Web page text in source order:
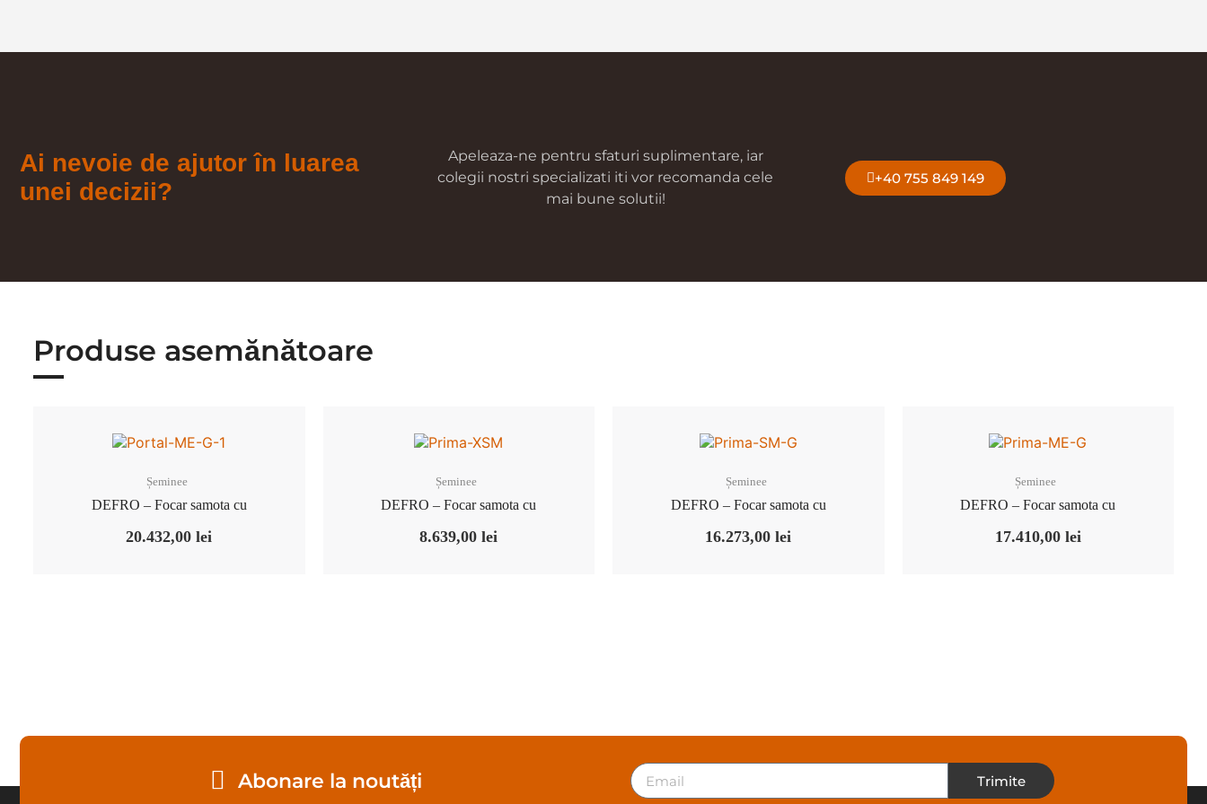
Ai nevoie de ajutor în luarea
unei decizii?
Apeleaza-ne pentru sfaturi suplimentare, iar
colegii nostri specializati iti vor recomanda cele
mai bune solutii!
+40 755 849 149
Produse asemănătoare
Șeminee
DEFRO – Focar samota cu
20.432,00lei
Șeminee
DEFRO – Focar samota cu
8.639,00lei
Șeminee
DEFRO – Focar samota cu
16.273,00lei
Șeminee
DEFRO – Focar samota cu
17.410,00 lei
Abonare la noutăți Trimite